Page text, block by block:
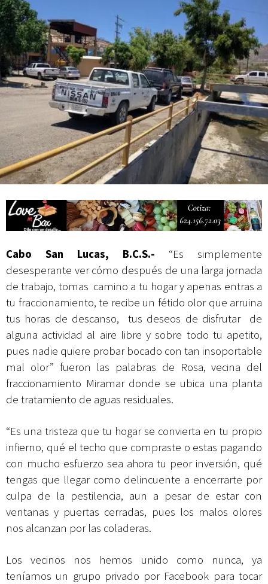
Campesina
Cabo San Lucas, B.C.S.- “Es simplemente
desesperante ver cómo después de una larga jornada
de trabajo, tomas camino a tu hogar y apenas entras a
tu fraccionamiento, te recibe un fétido olor que arruina
tus horas de descanso, tus deseos de disfrutar de
alguna actividad al aire libre y sobre todo tu apetito,
pues nadie quiere probar bocado con tan insoportable
mal olor” fueron las palabras de Rosa, vecina del
fraccionamiento Miramar donde se ubica una planta
de tratamiento de aguas residuales.
“Es una tristeza que tu hogar se convierta en tu propio
infierno, qué el techo que compraste o estas pagando
con mucho esfuerzo sea ahora tu peor inversión, qué
tengas que llegar como delincuente a encerrarte por
culpa de la pestilencia, aun a pesar de estar con
ventanas y puertas cerradas, pues los malos olores
nos alcanzan por las coladeras.
Los vecinos nos hemos unido como nunca, ya
teníamos un grupo privado por Facebook para tocar